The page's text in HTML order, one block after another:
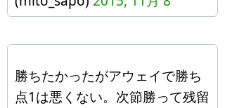
勝ちたかったがアウェイで勝ち
点1は悪くない。次節勝って残留